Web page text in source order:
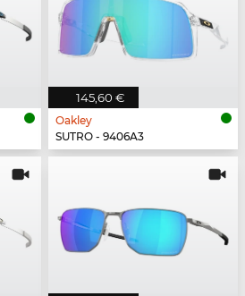
145,60 €
Oakley
SUTRO - 9406A3